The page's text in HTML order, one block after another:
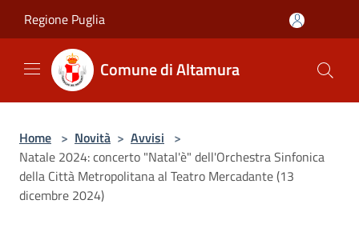
Regione Puglia
Comune di Altamura
Home > Novità > Avvisi >
Natale 2024: concerto "Natal'è" dell'Orchestra Sinfonica
della Città Metropolitana al Teatro Mercadante (13
dicembre 2024)